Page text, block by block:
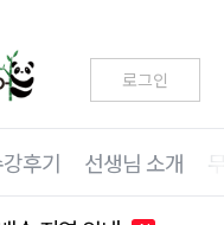
로그인
후기 선생님 소개